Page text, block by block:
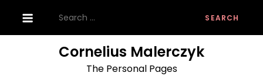
content
for:
Cornelius Malerczyk
The Personal Pages